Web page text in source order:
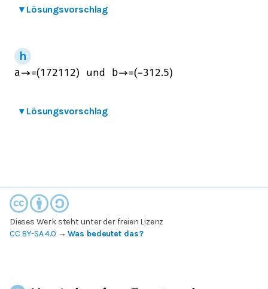
▾ Lösungsvorschlag
a→=(1721 12) und b→=(−31 2.5)
▾ Lösungsvorschlag
Dieses Werk steht unter der freien Lizenz
CC BY-SA 4.0 →Was bedeutet das?